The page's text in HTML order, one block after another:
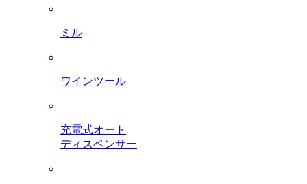
ミル
ワインツール
充電式オート
ディスペンサー